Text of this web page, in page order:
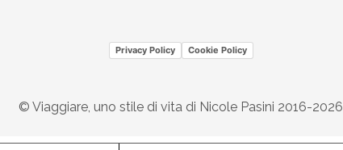
Privacy Policy Cookie Policy
© Viaggiare, uno stile di vita di Nicole Pasini 2016-2026